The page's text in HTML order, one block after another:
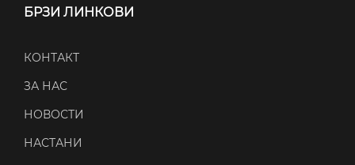
БРЗИ ЛИНКОВИ
КОНТАКТ
ЗА НАС
НОВОСТИ
НАСТАНИ